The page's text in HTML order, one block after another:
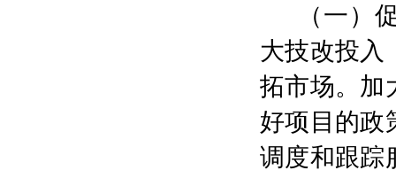
（一）
大技改投入
拓市场。加
好项目 的政
调度和跟踪